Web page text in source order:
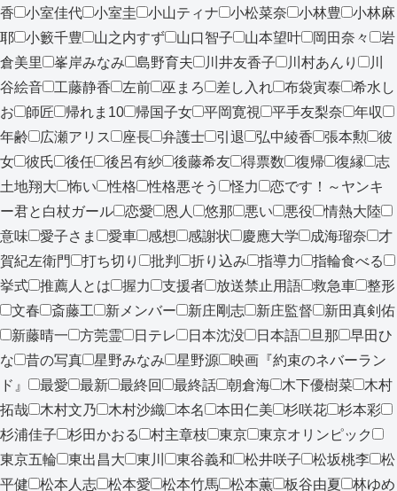
香
小室佳代 小室圭 小山ティナ 小松菜奈 小林豊
小林麻
耶
小籔千豊 山之内すず 山口智子 山本望叶 岡田奈々
岩
倉美里
峯岸みなみ 島野育夫 川井友香子 川村あんり
川
谷絵音
工藤静香 左前 巫まろ 差し入れ 布袋寅泰
希水し
お
師匠 帰れま10 帰国子女 平岡寛視 平手友梨奈
年収
年齢
広瀬アリス 座長 弁護士 引退 弘中綾香 張本勲
彼
女
彼氏 後任 後呂有紗 後藤希友 得票数 復帰 復縁
志
土地翔大
怖い 性格 性格悪そう 怪力
恋です！～ヤンキ
ー君と白杖ガール
恋愛 恩人 悠那 悪い 悪役
情熱大陸
意味
愛子さま 愛車 感想 感謝状 慶應大学 成海瑠奈
才
賀紀左衛門
打ち切り 批判 折り込み 指導力
指輪食べる
挙式
推薦人とは 握力 支援者 放送禁止用語 救急車
整形
文春
斎藤工 新メンバー 新庄剛志 新庄監督
新田真剣佑
新藤晴一
方莞霊 日テレ 日本沈没 日本語 旦那
早田ひ
な
昔の写真 星野みなみ 星野源
映画『約束のネバーラン
ド』
最愛 最新 最終回 最終話 朝倉海 木下優樹菜
木村
拓哉
木村文乃 木村沙織 本名 本田仁美 杉咲花
杉本彩
杉浦佳子
杉田かおる 村主章枝 東京
東京オリンピック
東京五輪
東出昌大 東川 東谷義和 松井咲子 松坂桃李
松
平健
松本人志 松本愛 松本竹馬 松本薫 板谷由夏 林ゆめ